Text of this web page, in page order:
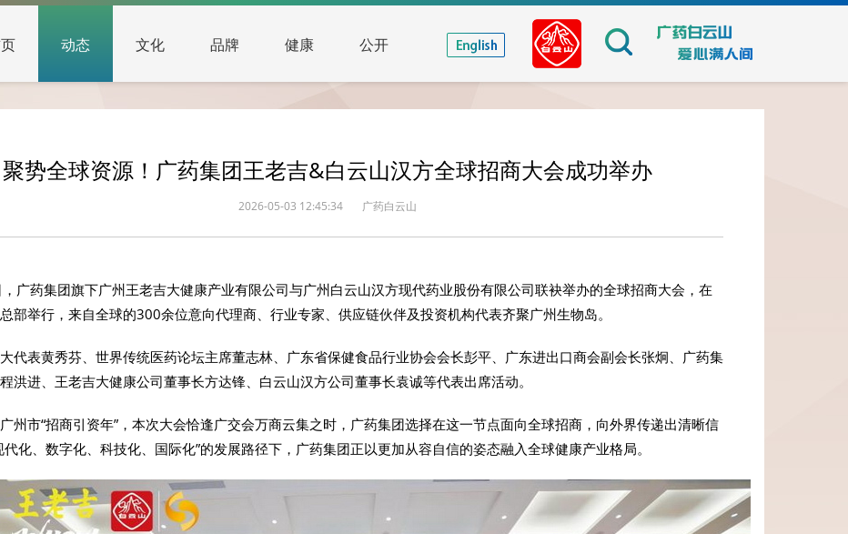
动态 文化 品牌 健康 公开
聚势全球资源！广药集团王老吉&白云山汉方全球招商大会成功举办
2026-05-03 12:45:34 广药白云山
广药集团旗下广州王老吉大健康产业有限公司与广州白云山汉方现代药业股份有限公司联袂举办的全球招商大会，在
部举行，来自全球的300余位意向代理商、行业专家、供应链伙伴及投资机构代表齐聚广州生物岛。
代表黄秀芬、世界传统医药论坛主席董志林、广东省保健食品行业协会会长彭平、广东进出口商会副会长张炯、广药集
洪进、王老吉大健康公司董事长方达锋、白云山汉方公司董事长袁诚等代表出席活动。
州市“招商引资年”，本次大会恰逢广交会万商云集之时，广药集团选择在这一节点面向全球招商，向外界传递出清晰信
化、数字化、科技化、国际化”的发展路径下，广药集团正以更加从容自信的姿态融入全球健康产业格局。